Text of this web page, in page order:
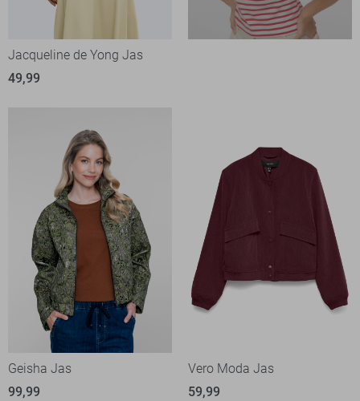
Jacqueline de Yong Jas
49,99
Geisha Jas
99,99
Vero Moda Jas
59,99